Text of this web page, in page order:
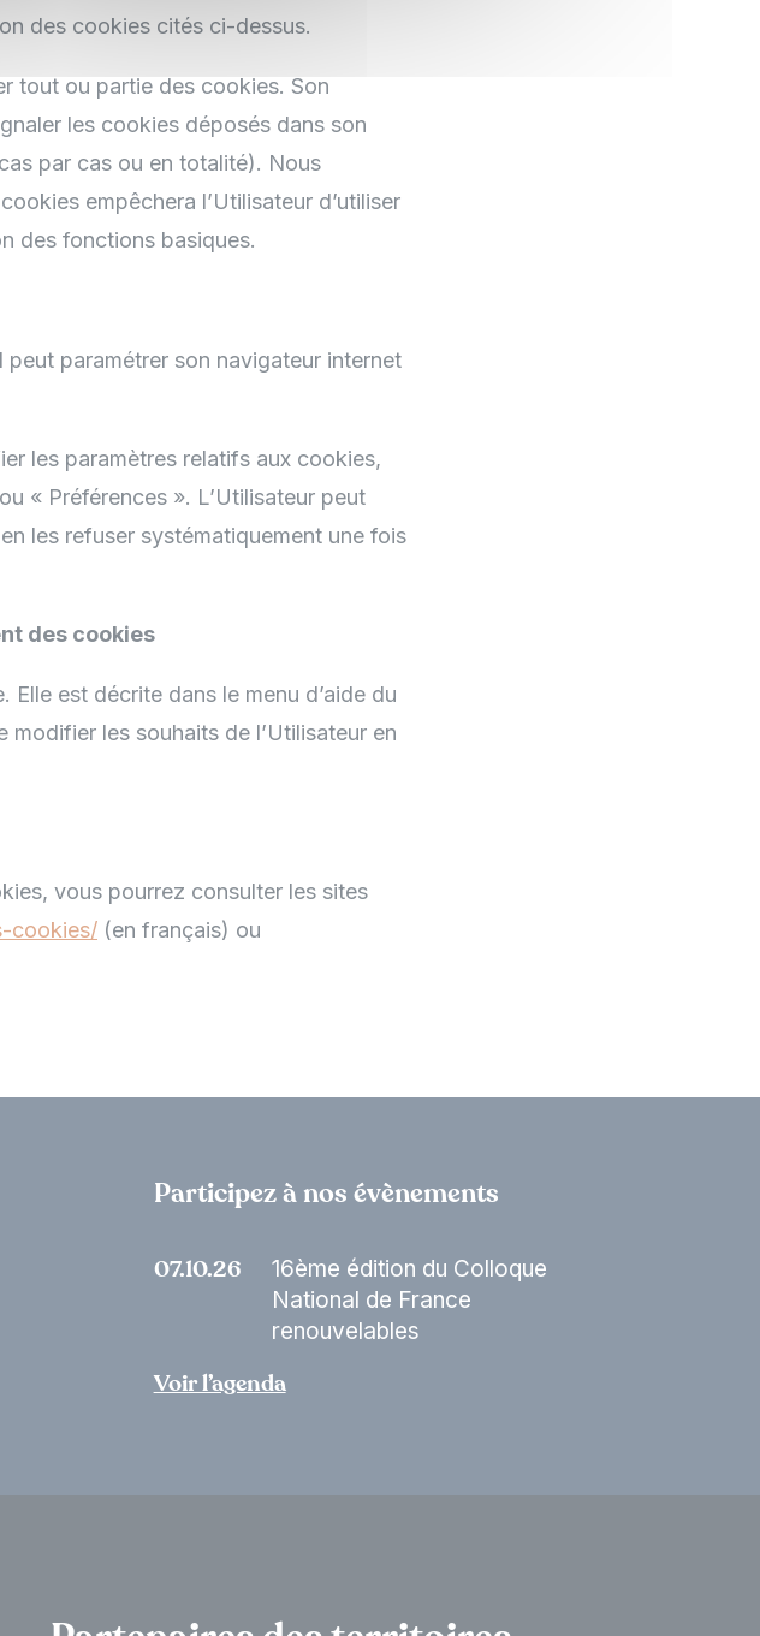
des cookies cités ci-dessus.
tout ou partie des cookies. Son
les cookies déposés dans son
par cas ou en totalité). Nous
empêchera l’Utilisateur d’utiliser
des fonctions basiques.
paramétrer son navigateur internet
les paramètres relatifs aux cookies,
« Préférences ». L’Utilisateur peut
les refuser systématiquement une fois
des cookies
est décrite dans le menu d’aide du
les souhaits de l’Utilisateur en
vous pourrez consulter les sites
cookies/ (en français) ou
Participez à nos évènements
07.10.26
16ème édition du Colloque
National de France
renouvelables
Voir l’agenda